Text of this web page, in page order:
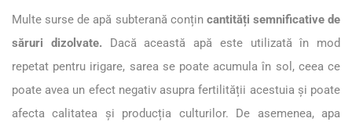
Multe surse de apă subterană conțin cantități semnificative de
săruri dizolvate. Dacă această apă este utilizată în mod
repetat pentru irigare, sarea se poate acumula în sol, ceea ce
poate avea un efect negativ asupra fertilității acestuia și poate
afecta calitatea și producția culturilor. De asemenea, apa